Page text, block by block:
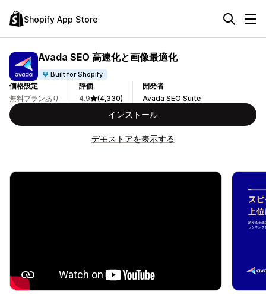
Shopify App Store
Avada SEO 高速化と画像最適化
Built for Shopify
価格設定
無料プランあり
評価
4.9
(4,330)
開発者
Avada SEO Suite
インストール
デモストアを表示する